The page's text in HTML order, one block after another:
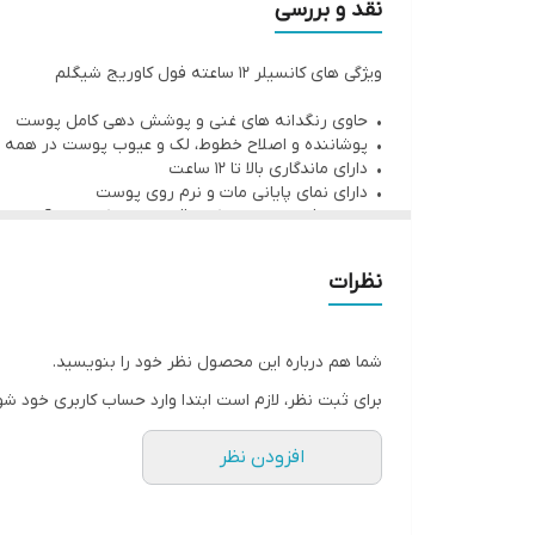
برای داشتن میکاپی زیبا و بی نقص باید ابتدا یک
است. کانسیلر شی گلم دارای فرمول بسیار رنگدانه
لایه فوق العاده قابل ساخت است و در خطوط ریز یا
نقد و بررسی
ویژگی های کانسیلر 12 ساعته فول کاوریج شیگلم
• حاوی رنگدانه های غنی و پوشش دهی کامل پوست
• پوشاننده و اصلاح خطوط، لک و عیوب پوست در
• دارای ماندگاری بالا تا 12 ساعت
• دارای نمای پایانی مات و نرم روی پوست
• دارای بافت مایع و سبک و قابلیت خشک شدن آسان
• حاوی عصاره های خرفه و هاماملیس ویرجینیا با
• بدون تست حیوانی
نظرات
شما هم درباره این محصول نظر خود را بنویسید.
برای ثبت نظر، لازم است ابتدا وارد حساب کاربری خود
افزودن نظر